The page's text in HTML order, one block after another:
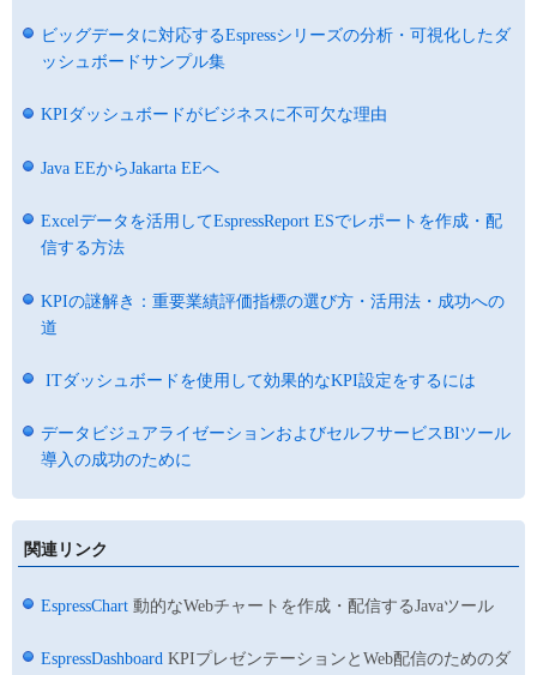
ビッグデータに対応するEspressシリーズの分析・可視化したダ
ッシュボードサンプル集
KPIダッシュボードがビジネスに不可欠な理由
Java EEからJakarta EEへ
Excelデータを活用してEspressReport ESでレポートを作成・配
信する方法
KPIの謎解き：重要業績評価指標の選び方・活用法・成功への
道
ITダッシュボードを使用して効果的なKPI設定をするには
データビジュアライゼーションおよびセルフサービスBIツール
導入の成功のために
関連リンク
EspressChart 動的なWebチャートを作成・配信するJavaツール
EspressDashboard KPIプレゼンテーションとWeb配信のためのダ